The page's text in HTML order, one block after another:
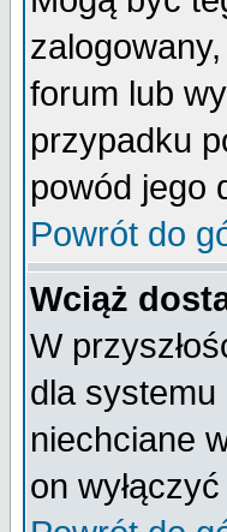
forum lub
przypadku
powód jego
Powrót do
Wciąż
W
dla
niechciane
on